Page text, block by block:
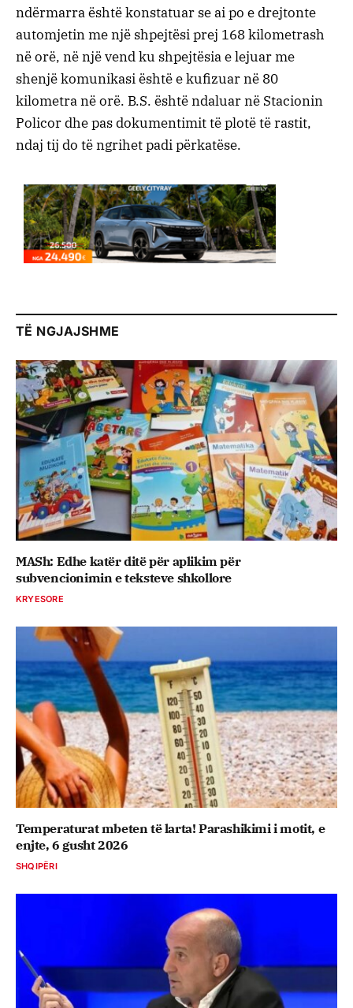
ndërmarra është konstatuar se ai po e drejtonte
automjetin me një shpejtësi prej 168 kilometrash
në orë, në një vend ku shpejtësia e lejuar me
shenjë komunikasi është e kufizuar në 80
kilometra në orë. B.S. është ndaluar në Stacionin
Policor dhe pas dokumentimit të plotë të rastit,
ndaj tij do të ngrihet padi përkatëse.
TË NGJAJSHME
MASh: Edhe katër ditë për aplikim për
subvencionimin e teksteve shkollore
KRYESORE
Temperaturat mbeten të larta! Parashikimi i motit, e
enjte, 6 gusht 2026
SHQIPËRI